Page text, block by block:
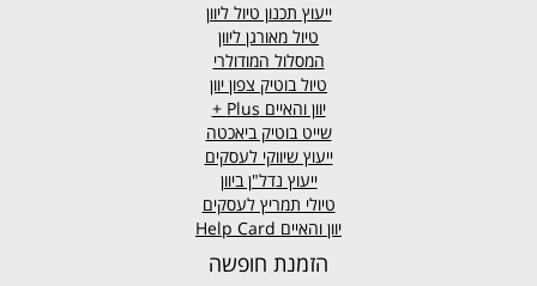
ייעוץ תכנון טיול ליוון
טיול מאורגן ליוון
המסלול המודולרי
טיול בוטיק צפון יוון
יוון והאיים Plus +
שייט בוטיק ביאכטה
ייעוץ שיווקי לעסקים
ייעוץ נדל"ן ביוון
טיולי תמריץ לעסקים
יוון והאיים Help Card
הזמנת חופשה